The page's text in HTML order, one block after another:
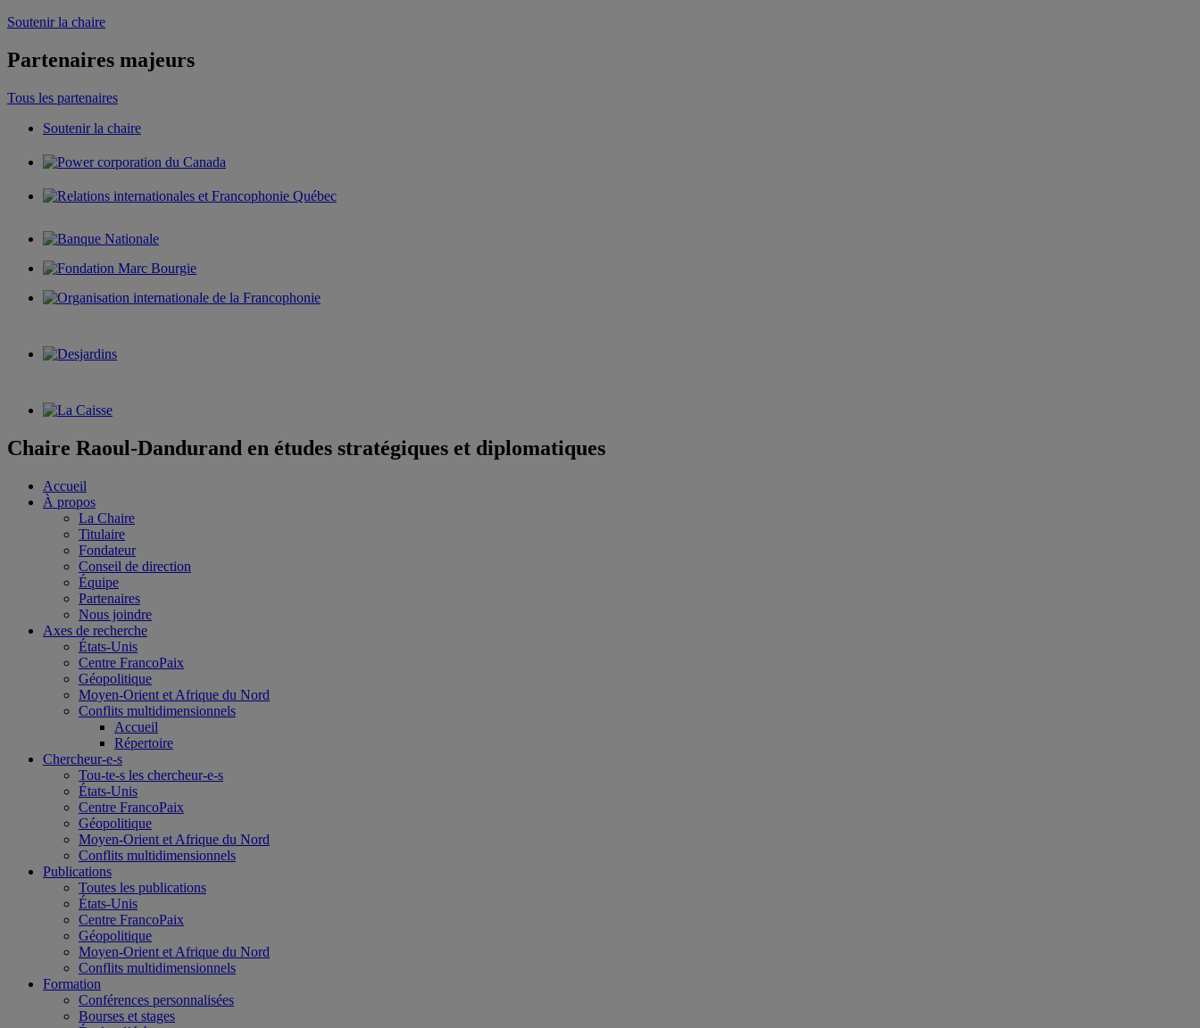
Soutenir la chaire
Partenaires majeurs
Tous les partenaires
Soutenir la chaire
Chaire Raoul-Dandurand en études stratégiques et diplomatiques
Accueil
À propos
La Chaire
Titulaire
Fondateur
Conseil de direction
Équipe
Partenaires
Nous joindre
Axes de recherche
États-Unis
Centre FrancoPaix
Géopolitique
Moyen-Orient et Afrique du Nord
Conflits multidimensionnels
Accueil
Répertoire
Chercheur-e-s
Tou-te-s les chercheur-e-s
États-Unis
Centre FrancoPaix
Géopolitique
Moyen-Orient et Afrique du Nord
Conflits multidimensionnels
Publications
Toutes les publications
États-Unis
Centre FrancoPaix
Géopolitique
Moyen-Orient et Afrique du Nord
Conflits multidimensionnels
Formation
Conférences personnalisées
Bourses et stages